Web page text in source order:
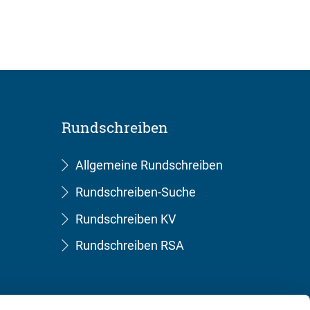
Rundschreiben
Allgemeine Rundschreiben
Rundschreiben-Suche
Rundschreiben KV
Rundschreiben RSA